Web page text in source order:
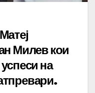
Милев кои
на